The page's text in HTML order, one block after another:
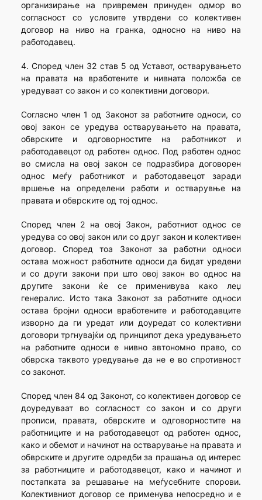
организирање на привремен принуден одмор во
согласност со условите утврдени со колективен
договор на ниво на гранка, односно на ниво на
работодавец.
4. Според член 32 став 5 од Уставот, остварувањето
на правата на вработените и нивната положба се
уредуваат со закон и со колективни договори.
Согласно член 1 од Законот за работните односи, со
овој закон се уредува остварувањето на правата,
обврските и одговорностите на работникот и
работодавецот од работен однос. Под работен однос
во смисла на овој закон се подразбира договорен
однос меѓу работникот и работодавецот заради
вршење на определени работи и остварувње на
правата и обврските од тој однос.
Според член 2 на овој Закон, работниот однос се
уредува со овој закон или со друг закон и колективен
договор. Според тоа Законот за работни односи
остава можност работните односи да бидат уредени
и со други закони при што овој закон во однос на
другите закони ќе се применивува како леџ
генералис. Исто така Законот за работните односи
остава бројни односи вработените и работодавците
изворно да ги уредат или доуредат со колективни
договори тргнувајќи од принципот дека уредувањето
на работните односи е нивно автономно право, со
обврска таквото уредување да не е во спротивност
со законот.
Според член 84 од Законот, со колективен договор се
доуредуваат во согласност со закон и со други
прописи, правата, обврските и одговорностите на
работниците и на работодавецот од работен однос,
како и обемот и начинот на остварување на правата и
обврските и другите одредби за прашања од интерес
за работниците и работодавецот, како и начинот и
постапката за решавање на меѓусебните спорови.
Колективниот договор се применува непосредно и е